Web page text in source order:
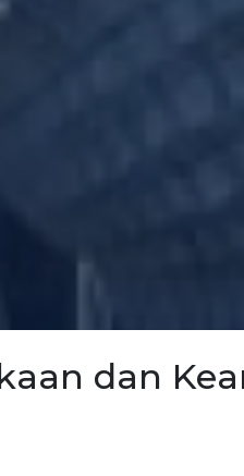
dan